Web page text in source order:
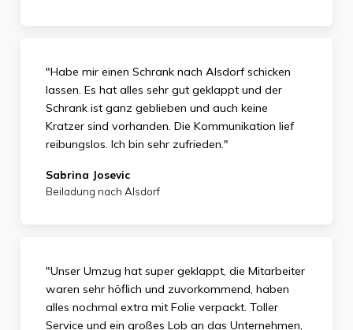
"Habe mir einen Schrank nach Alsdorf schicken
lassen. Es hat alles sehr gut geklappt und der
Schrank ist ganz geblieben und auch keine
Kratzer sind vorhanden. Die Kommunikation lief
reibungslos. Ich bin sehr zufrieden."
Sabrina Josevic
Beiladung nach Alsdorf
"Unser Umzug hat super geklappt, die Mitarbeiter
waren sehr höflich und zuvorkommend, haben
alles nochmal extra mit Folie verpackt. Toller
Service und ein großes Lob an das Unternehmen,